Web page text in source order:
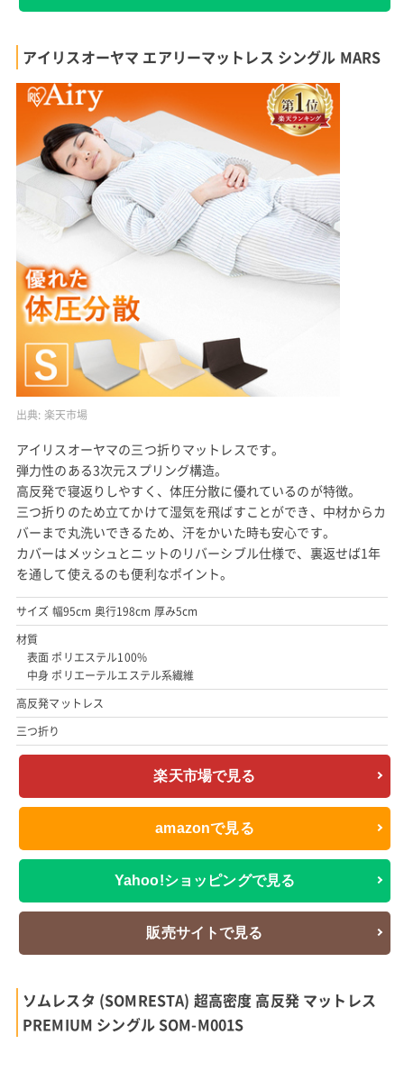
アイリスオーヤマ エアリーマットレス シングル MARS
出典: 楽天市場
アイリスオーヤマの三つ折りマットレスです。
弾力性のある3次元スプリング構造。
高反発で寝返りしやすく、体圧分散に優れているのが特徴。
三つ折りのため立てかけて湿気を飛ばすことができ、中材からカ
バーまで丸洗いできるため、汗をかいた時も安心です。
カバーはメッシュとニットのリバーシブル仕様で、裏返せば1年
を通して使えるのも便利なポイント。
サイズ 幅95cm 奥行198cm 厚み5cm
材質
表面 ポリエステル100%
中身 ポリエーテルエステル系繊維
高反発マットレス
三つ折り
楽天市場で見る
amazonで見る
Yahoo!ショッピングで見る
販売サイトで見る
ソムレスタ (SOMRESTA) 超高密度 高反発 マットレス
PREMIUM シングル SOM-M001S